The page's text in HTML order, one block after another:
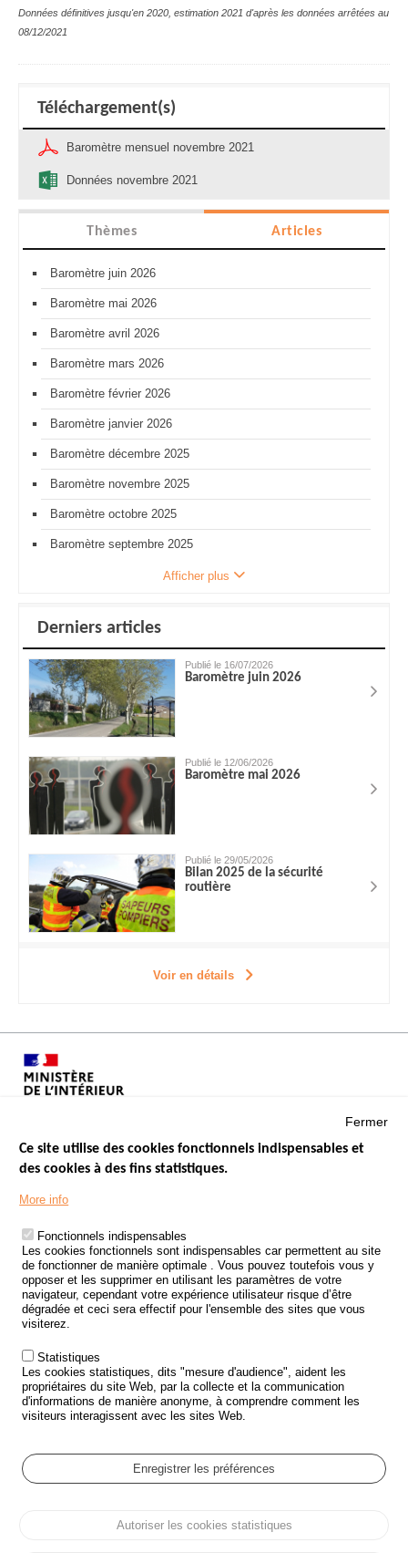
Données définitives jusqu'en 2020, estimation 2021 d'après les données arrêtées au
08/12/2021
Téléchargement(s)
Baromètre mensuel novembre 2021
Données novembre 2021
Thèmes Articles
Baromètre juin 2026
Baromètre mai 2026
Baromètre avril 2026
Baromètre mars 2026
Baromètre février 2026
Baromètre janvier 2026
Baromètre décembre 2025
Baromètre novembre 2025
Baromètre octobre 2025
Baromètre septembre 2025
Afficher plus
Derniers articles
Publié le 16/07/2026
Baromètre juin 2026
Publié le 12/06/2026
Baromètre mai 2026
Publié le 29/05/2026
Bilan 2025 de la sécurité
routière
Voir en détails
Menu
Footer
LES SITES PUBLICS
ÉTAT DE L’INSÉCURITÉ ROUTIÈRE
TRAITEMENT DES DONNÉES PERSONNELLES DES ACCIDENTS DE
LA ROUTE
ETUDES ET RECHERCHES
APPEL À PROJETS
POLITIQUE DE SÉCURITÉ ROUTIÈRE
Outils
AGENDA
GLOSSAIRE
Cookie settings
Protection des données personnelles et Cookies
Fermer
Ce site utilise des cookies fonctionnels indispensables et
des cookies à des fins statistiques.
More info
Fonctionnels indispensables
Les cookies fonctionnels sont indispensables car permettent au site
de fonctionner de manière optimale . Vous pouvez toutefois vous y
opposer et les supprimer en utilisant les paramètres de votre
navigateur, cependant votre expérience utilisateur risque d’être
dégradée et ceci sera effectif pour l'ensemble des sites que vous
visiterez.
Statistiques
Les cookies statistiques, dits "mesure d'audience", aident les
propriétaires du site Web, par la collecte et la communication
d'informations de manière anonyme, à comprendre comment les
visiteurs interagissent avec les sites Web.
Enregistrer les préférences
Autoriser les cookies statistiques